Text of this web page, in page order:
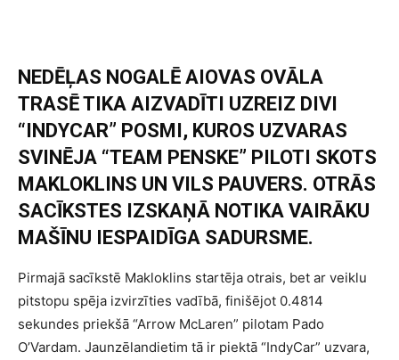
NEDĒĻAS NOGALĒ AIOVAS OVĀLA
TRASĒ TIKA AIZVADĪTI UZREIZ DIVI
“INDYCAR” POSMI, KUROS UZVARAS
SVINĒJA “TEAM PENSKE” PILOTI SKOTS
MAKLOKLINS UN VILS PAUVERS. OTRĀS
SACĪKSTES IZSKAŅĀ NOTIKA VAIRĀKU
MAŠĪNU IESPAIDĪGA SADURSME.
Pirmajā sacīkstē Makloklins startēja otrais, bet ar veiklu
pitstopu spēja izvirzīties vadībā, finišējot 0.4814
sekundes priekšā “Arrow McLaren” pilotam Pado
O’Vardam. Jaunzēlandietim tā ir piektā “IndyCar” uzvara,